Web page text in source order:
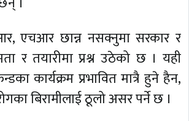
एचआर छान्न नसक्नुमा सरकार र
र तयारीमा प्रश्न उठेको छ । यही
कार्यक्रम प्रभावित मात्रै हुने हैन,
बिरामीलाई ठूलो असर पर्ने छ ।